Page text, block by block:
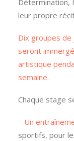
Détermination,
leur propre
Dix groupes de
seront
artistique
semaine.
Chaque stage
– Un
sportifs, pour